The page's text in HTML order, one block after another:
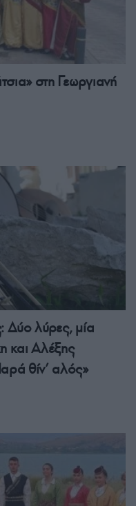
στη Γεωργιανή
Δύο λύρες, μία
και Αλέξης
θίν’ αλός»